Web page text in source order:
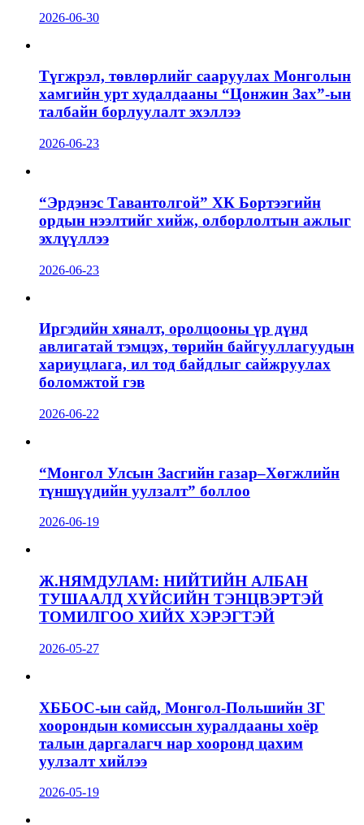
2026-06-30
Түгжрэл, төвлөрлийг сааруулах Монголын
хамгийн урт худалдааны “Цонжин Зах”-ын
талбайн борлуулалт эхэллээ
2026-06-23
“Эрдэнэс Тавантолгой” ХК Бортээгийн
ордын нээлтийг хийж, олборлолтын ажлыг
эхлүүллээ
2026-06-23
Иргэдийн хяналт, оролцооны үр дүнд
авлигатай тэмцэх, төрийн байгууллагуудын
хариуцлага, ил тод байдлыг сайжруулах
боломжтой гэв
2026-06-22
“Монгол Улсын Засгийн газар–Хөгжлийн
түншүүдийн уулзалт” боллоо
2026-06-19
Ж.НЯМДУЛАМ: НИЙТИЙН АЛБАН
ТУШААЛД ХҮЙСИЙН ТЭНЦВЭРТЭЙ
ТОМИЛГОО ХИЙХ ХЭРЭГТЭЙ
2026-05-27
ХББОС-ын сайд, Монгол-Польшийн ЗГ
хоорондын комиссын хуралдааны хоёр
талын даргалагч нар хооронд цахим
уулзалт хийлээ
2026-05-19